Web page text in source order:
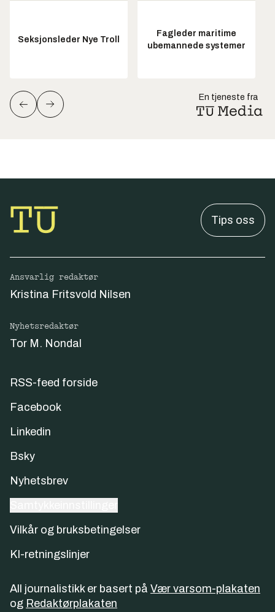
Seksjonsleder Nye Troll
Fagleder maritime
ubemannede systemer
En tjeneste fra
Tips oss
Ansvarlig redaktør
Kristina Fritsvold Nilsen
Nyhetsredaktør
Tor M. Nondal
RSS-feed forside
Facebook
Linkedin
Bsky
Nyhetsbrev
Vilkår og bruksbetingelser
KI-retningslinjer
All journalistikk er basert på Vær varsom-plakaten
og Redaktørplakaten